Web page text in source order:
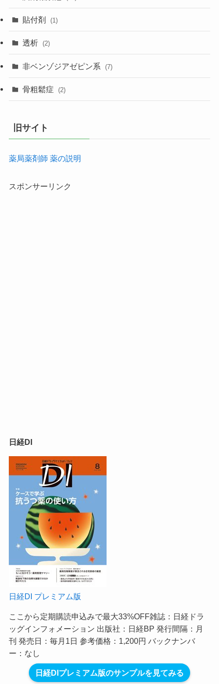
貼付剤 (1)
透析 (2)
非ベンゾジアゼピン系 (7)
骨粗鬆症 (2)
旧サイト
薬局薬剤師 薬の説明
スポンサーリンク
日経DI
日経DI プレミアム版
ここから定期購読申込みで最大33%OFF雑誌：日経ドラ
ッグインフォメーション 出版社：日経BP 発行間隔：月
刊 発売日：毎月1日 参考価格：1,200円 バックナンバ
ー：なし
日経DIプレミアム版のサンプルを見てみる